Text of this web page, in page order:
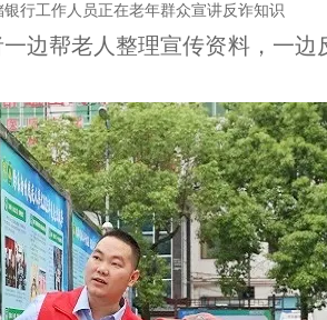
行工作人员正在老年群众宣讲反诈知识
边帮老人整理宣传资料，一